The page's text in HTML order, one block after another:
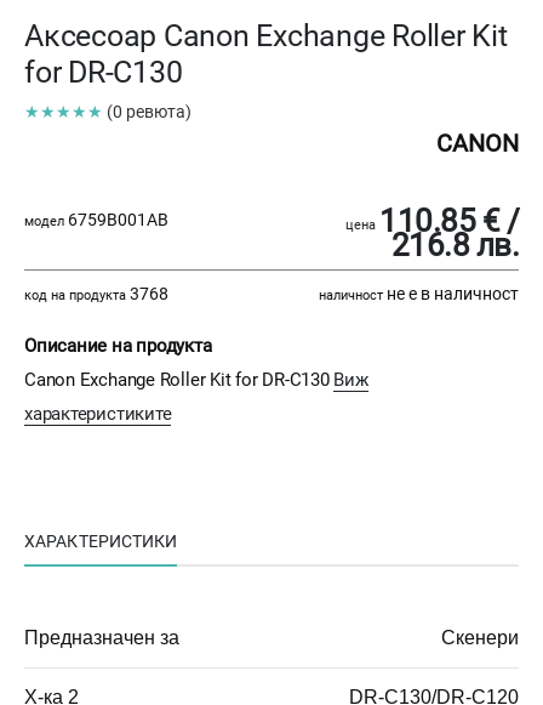
Аксесоар Canon Exchange Roller Kit
for DR-C130
★★★★★ (0 ревюта)
CANON
модел 6759B001AB цена 110.85 € /
216.8 лв.
код на продукта 3768 наличност не е в наличност
Описание на продукта
Canon Exchange Roller Kit for DR-C130 Виж
характеристиките
ХАРАКТЕРИСТИКИ
Предназначен за Скенери
Х-ка 2 DR-C130/DR-C120